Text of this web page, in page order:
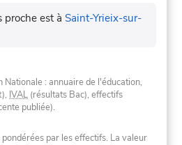
proche est àSaint-Yrieix-sur-
Nationale : annuaire de l'éducation,
IVAL (résultats Bac), effectifs
publiée).
par les effectifs. La valeur